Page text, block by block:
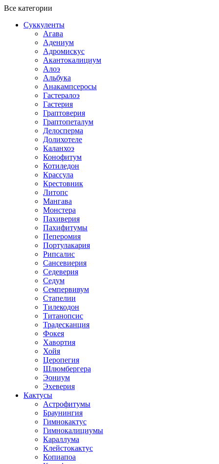
Все категории
Суккуленты
Агава
Адениум
Адромискус
Акантокалициум
Алоэ
Альбука
Анакампсеросы
Гастералоэ
Гастерия
Граптоверия
Граптопеталум
Делосперма
Долихотеле
Каланхоэ
Конофитум
Котиледон
Крассула
Крестовник
Литопс
Мангава
Монстера
Пахиверия
Пахифитумы
Пеперомия
Портулакария
Рипсалис
Сансевиерия
Седеверия
Седум
Семпервивум
Стапелии
Тилекодон
Титанопсис
Традесканция
Фокея
Хавортия
Хойя
Церопегия
Шлюмбергера
Эониум
Эхеверия
Кактусы
Астрофитумы
Браунингия
Гимнокактус
Гимнокалициумы
Караллума
Клейстокактус
Копиапоа